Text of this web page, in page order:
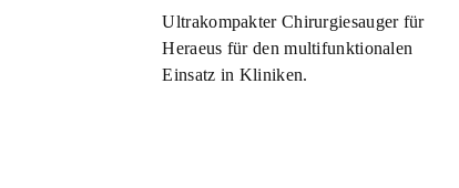
Ultrakompakter Chirurgiesauger für
Heraeus für den multifunktionalen
Einsatz in Kliniken.